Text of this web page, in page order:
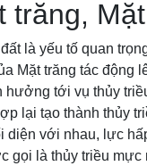
là yếu tố quan
Mặt trăng tác
tới vụ thủy
lại tạo thành thủy
với nhau, lực
gọi là thủy triều